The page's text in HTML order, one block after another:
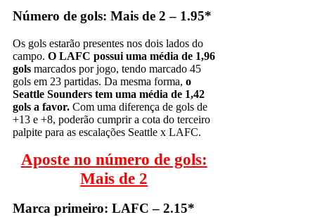
Número de gols: Mais de 2 – 1.95*
Os gols estarão presentes nos dois lados do
campo. O LAFC possui uma média de 1,96
gols marcados por jogo, tendo marcado 45
gols em 23 partidas. Da mesma forma, o
Seattle Sounders tem uma média de 1,42
gols a favor. Com uma diferença de gols de
+13 e +8, poderão cumprir a cota do terceiro
palpite para as escalações Seattle x LAFC.
Aposte no número de gols:
Mais de 2
Marca primeiro: LAFC – 2.15*